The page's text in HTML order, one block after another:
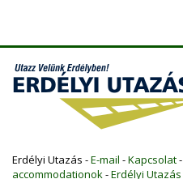
Erdélyi Utazás -E-mail -Kapcsolat-
accommodationok-Erdélyi Utazás